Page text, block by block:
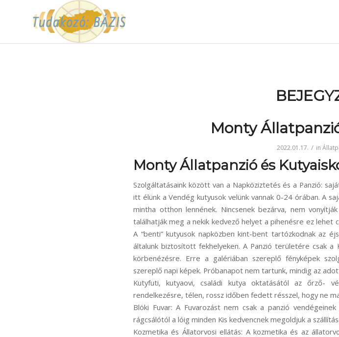
Monty
2022.01.17. / in
Monty Állatpanzió és
Szolgáltatásaink között van a Napköziztetés és a Panzió:
itt élünk a Vendég kutyusok velünk vannak 0-24 órában. A
mintha otthon lennének. Nincsenek bezárva, nem
találhatják meg a nekik kedvező helyet a pihenésre ez lehet
A “benti” kutyusok napközben kint-bent tartózkodnak az
általunk biztosított fekhelyeken. A Panzió területére csak a
körbenézésre. Erre a galériában szereplő fényképek
szereplő napi képek. Próbanapot nem tartunk, mindig az
Kutyfuti, kutyaovi, családi kutya oktatásától az őrző-
rendelkezésre, télen, rossz időben fedett résszel, hogy ne
Blöki Fuvar: A Fuvarozást nem csak a panzió
rágcsálótól a lóig minden Kis kedvencnek megoldjuk a
Kozmetika és Állatorvosi ellátás: A kozmetika és az